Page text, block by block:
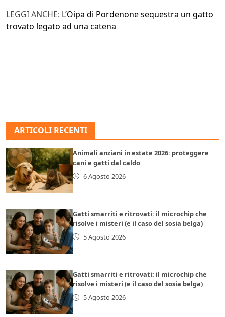
LEGGI ANCHE: L’Oipa di Pordenone sequestra un gatto
trovato legato ad una catena
ARTICOLI RECENTI
Animali anziani in estate 2026: proteggere
cani e gatti dal caldo
6 Agosto 2026
Gatti smarriti e ritrovati: il microchip che
risolve i misteri (e il caso del sosia belga)
5 Agosto 2026
Gatti smarriti e ritrovati: il microchip che
risolve i misteri (e il caso del sosia belga)
5 Agosto 2026